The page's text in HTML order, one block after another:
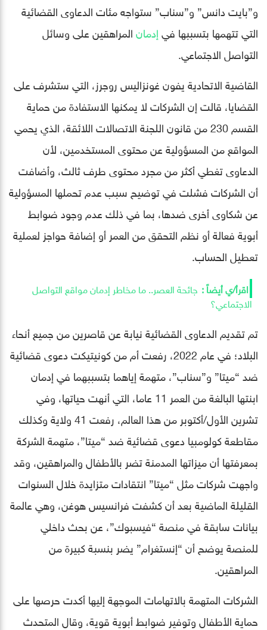
و”بايت دانس” و”سناب” ستواجه مئات الدعاوى القضائية
التي تتهمها بتسببها فيإدمانالمراهقين على وسائل
التواصل الاجتماعي.
القاضية الاتحادية يفون غونزاليس روجرز، التي ستشرف على
القضايا، قالت إن الشركات لا يمكنها الاستفادة من حماية
القسم 230 من قانون اللجنة الاتصالات اللائقة، الذي يحمي
المواقع من المسؤولية عن محتوى المستخدمين، لأن
الدعاوى تغطي أكثر من مجرد محتوى طرف ثالث، وأضافت
أن الشركات فشلت في توضيح سبب عدم تحملها المسؤولية
عن شكاوى أخرى ضدها، بما في ذلك عدم وجود ضوابط
أبوية فعالة أو نظم التحقق من العمر أو إضافة حواجز لعملية
تعطيل الحساب.
جائحة العصر.. ما مخاطر إدمان مواقع التواصل
الاجتماعي؟
تم تقديم الدعاوى القضائية نيابة عن قاصرين من جميع أنحاء
البلاد؛ في عام 2022، رفعت أم من كونيتيكت دعوى قضائية
ضد “ميتا” و”سناب”، متهمة إياهما بتسببهما في إدمان
ابنتها البالغة من العمر 11 عاما، التي أنهت حياتها، وفي
تشرين الأول/أكتوبر من هذا العالم، رفعت 41 ولاية وكذلك
مقاطعة كولومبيا دعوى قضائية ضد “ميتا”، متهمة الشركة
بمعرفتها أن ميزاتها المدمنة تضر بالأطفال والمراهقين، وقد
واجهت شركات مثل “ميتا” انتقادات متزايدة خلال السنوات
القليلة الماضية بعد أن كشفت فرانسيس هوغن، وهي عالمة
بيانات سابقة في منصة “فيسبوك”، عن بحث داخلي
للمنصة يوضح أن “إنستغرام” يضر بنسبة كبيرة من
المراهقين.
الشركات المتهمة بالاتهامات الموجهة إليها أكدت حرصها على
حماية الأطفال وتوفير ضوابط أبوية قوية، وقال المتحدث